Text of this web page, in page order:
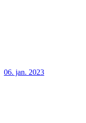
06. jan. 2023